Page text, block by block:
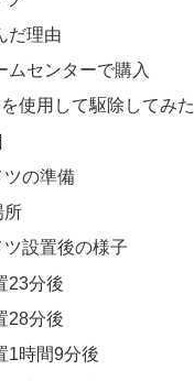
だ理由
ムセンターで購入
使用して駆除してみた
ツの準備
所
ツ設置後の様子
23分後
28分後
1時間9分後